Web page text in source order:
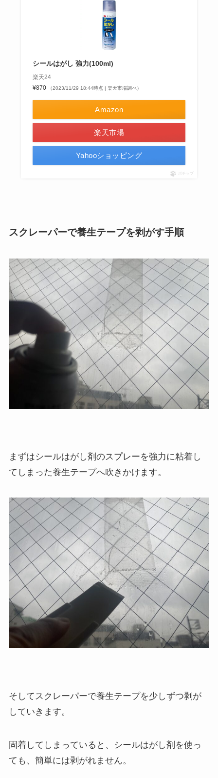
シールはがし 強力(100ml)
楽天24
¥870
（2023/11/29 18:44時点 | 楽天市場調べ）
Amazon
楽天市場
Yahooショッピング
ポチップ
スクレーパーで養生テープを剥がす手順
まずはシールはがし剤のスプレーを強力に粘着し
てしまった養生テープへ吹きかけます。
そしてスクレーパーで養生テープを少しずつ剥が
していきます。
固着してしまっていると、シールはがし剤を使っ
ても、簡単には剥がれません。